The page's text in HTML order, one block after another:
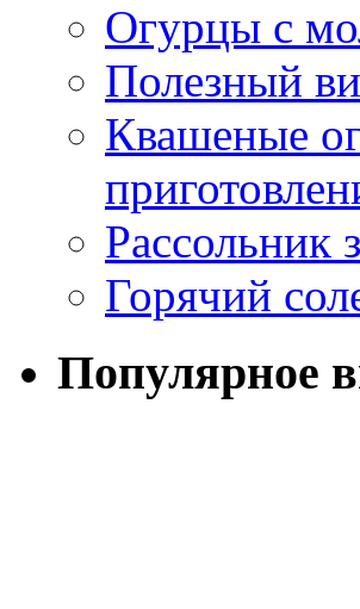
Огурцы с
Полезный
Квашеные
Рассольник
Горячий
Популярное